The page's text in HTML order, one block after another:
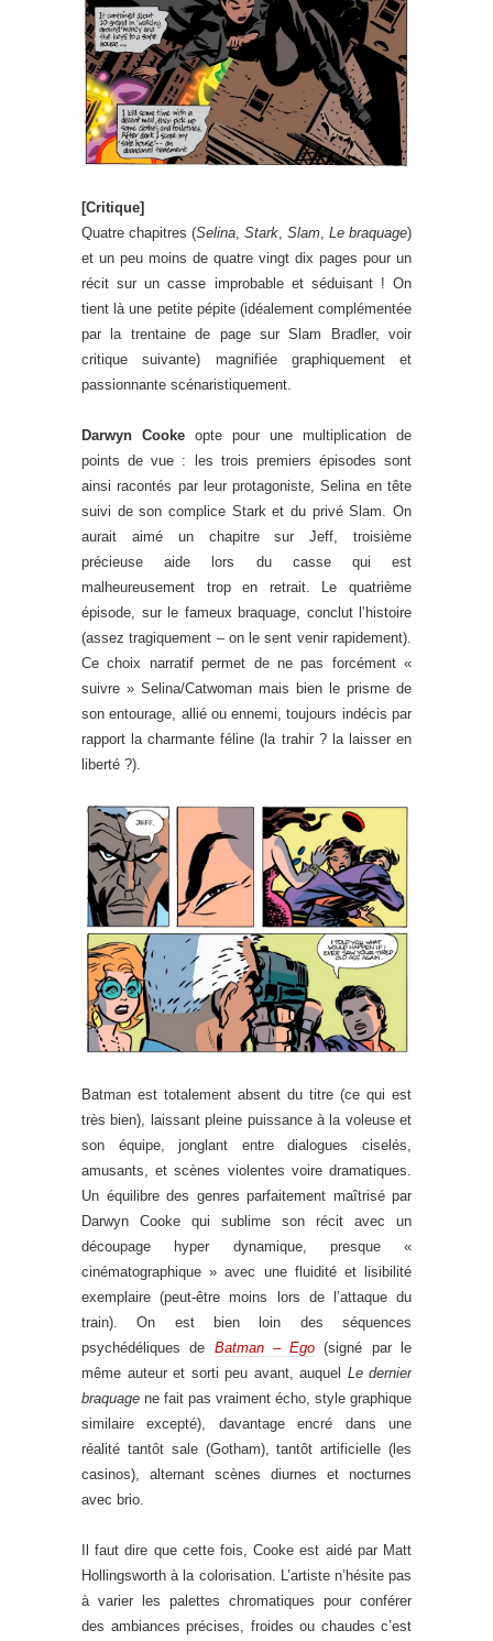
[Critique]
Quatre chapitres (Selina Stark Slam Le braquage)
et un peu moins de quatre vingt dix pages pour un
récit sur un casse improbable et séduisant ! On
tient là une petite pépite (idéalement complémentée
par la trentaine de page sur Slam Bradler, voir
critique suivante) magnifiée graphiquement et
passionnante scénaristiquement.
Darwyn Cooke opte pour une multiplication de
points de vue : les trois premiers épisodes sont
ainsi racontés par leur protagoniste, Selina en tête
suivi de son complice Stark et du privé Slam. On
aurait aimé un chapitre sur Jeff, troisième
précieuse aide lors du casse qui est
malheureusement trop en retrait. Le quatrième
épisode, sur le fameux braquage, conclut l’histoire
(assez tragiquement – on le sent venir rapidement).
Ce choix narratif permet de ne pas forcément «
suivre » Selina/Catwoman mais bien le prisme de
son entourage, allié ou ennemi, toujours indécis par
rapport la charmante féline (la trahir ? la laisser en
liberté ?).
Batman est totalement absent du titre (ce qui est
très bien), laissant pleine puissance à la voleuse et
son équipe, jonglant entre dialogues ciselés,
amusants, et scènes violentes voire dramatiques.
Un équilibre des genres parfaitement maîtrisé par
Darwyn Cooke qui sublime son récit avec un
découpage hyper dynamique, presque «
cinématographique » avec une fluidité et lisibilité
exemplaire (peut-être moins lors de l’attaque du
train). On est bien loin des séquences
psychédéliques de Batman – Ego (signé par le
même auteur et sorti peu avant, auquel Le dernier
braquage ne fait pas vraiment écho, style graphique
similaire excepté), davantage encré dans une
réalité tantôt sale (Gotham), tantôt artificielle (les
casinos), alternant scènes diurnes et nocturnes
avec brio.
Il faut dire que cette fois, Cooke est aidé par Matt
Hollingsworth à la colorisation. L’artiste n’hésite pas
à varier les palettes chromatiques pour conférer
des ambiances précises, froides ou chaudes c’est